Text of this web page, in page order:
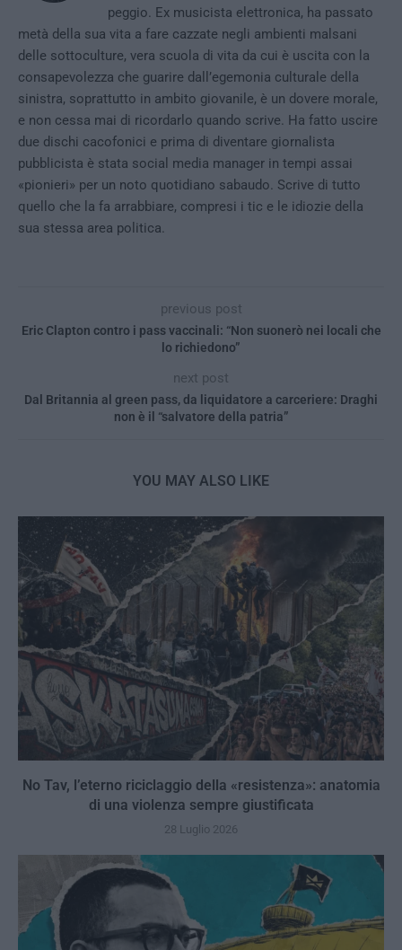
peggio. Ex musicista elettronica, ha passato
metà della sua vita a fare cazzate negli ambienti malsani
delle sottoculture, vera scuola di vita da cui è uscita con la
consapevolezza che guarire dall’egemonia culturale della
sinistra, soprattutto in ambito giovanile, è un dovere morale,
e non cessa mai di ricordarlo quando scrive. Ha fatto uscire
due dischi cacofonici e prima di diventare giornalista
pubblicista è stata social media manager in tempi assai
«pionieri» per un noto quotidiano sabaudo. Scrive di tutto
quello che la fa arrabbiare, compresi i tic e le idiozie della
sua stessa area politica.
previous post
Eric Clapton contro i pass vaccinali: “Non suonerò nei locali che
lo richiedono”
next post
Dal Britannia al green pass, da liquidatore a carceriere: Draghi
non è il “salvatore della patria”
YOU MAY ALSO LIKE
No Tav, l’eterno riciclaggio della «resistenza»: anatomia
di una violenza sempre giustificata
28 Luglio 2026